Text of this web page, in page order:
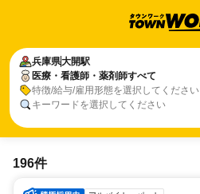
兵庫県大開駅
医療・看護師・薬剤師すべて
特徴/給与/雇用形態を選択してください
キーワードを選択してください
196件